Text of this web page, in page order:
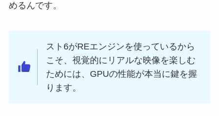
めるんです。
スト6がREエンジンを使っているから
こそ、視覚的にリアルな映像を楽しむ
ためには、GPUの性能が本当に鍵を握
ります。